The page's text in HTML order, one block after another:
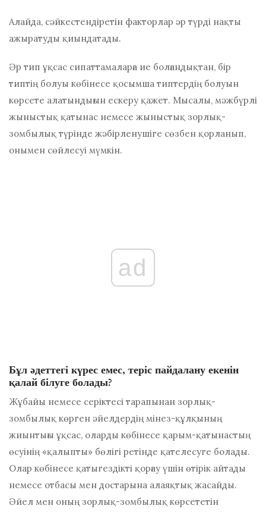
Алайда, сәйкестендіретін факторлар әр түрді нақты
ажыратуды қиындатады.
Әр тип ұқсас сипаттамаларға ие болғандықтан, бір
типтің болуы көбінесе қосымша типтердің болуын
көрсете алатындығын ескеру қажет. Мысалы, мәжбүрлі
жыныстық қатынас немесе жыныстық зорлық-
зомбылық түрінде жәбірленушіге сөзбен қорланып,
онымен сөйлесуі мүмкін.
ad
Бұл әдеттегі күрес емес, теріс пайдалану екенін
қалай білуге ​​болады?
Жұбайы немесе серіктесі тарапынан зорлық-
зомбылық көрген әйелдердің мінез-құлқының
жиынтығы ұқсас, оларды көбінесе қарым-қатынастың
өсуінің «қалыпты» бөлігі ретінде қателесуге болады.
Олар көбінесе қатыгездікті қорғау үшін өтірік айтады
немесе отбасы мен достарына алаяқтық жасайды.
Әйел мен оның зорлық-зомбылық көрсететін